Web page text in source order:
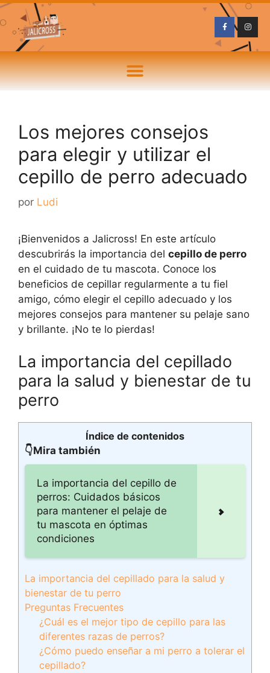
Los mejores consejos
para elegir y utilizar el
cepillo de perro adecuado
por Ludi
¡Bienvenidos a Jalicross! En este artículo
descubrirás la importancia del cepillo de perro
en el cuidado de tu mascota. Conoce los
beneficios de cepillar regularmente a tu fiel
amigo, cómo elegir el cepillo adecuado y los
mejores consejos para mantener su pelaje sano
y brillante. ¡No te lo pierdas!
La importancia del cepillado
para la salud y bienestar de tu
perro
Índice de contenidos
👇Mira también
La importancia del cepillo de
perros: Cuidados básicos
para mantener el pelaje de
tu mascota en óptimas
condiciones
La importancia del cepillado para la salud y
bienestar de tu perro
Preguntas Frecuentes
¿Cuál es el mejor tipo de cepillo para las
diferentes razas de perros?
¿Cómo puedo enseñar a mi perro a tolerar el
cepillado?